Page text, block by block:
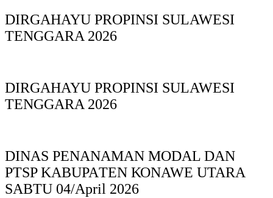
DIRGAHAYU PROPINSI SULAWESI
TENGGARA 2026
DIRGAHAYU PROPINSI SULAWESI
TENGGARA 2026
DINAS PΕΝΑΝΑΜAN MODAL DAN
PTSP KABUPAΤΕΝ ΚΟNAWE UTARA
SABTU 04/April 2026